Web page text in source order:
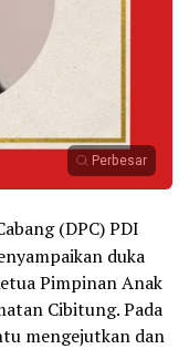
Perbesar
(DPC) PDI
duka
Pimpinan Anak
Cibitung. Pada
mengejutkan dan